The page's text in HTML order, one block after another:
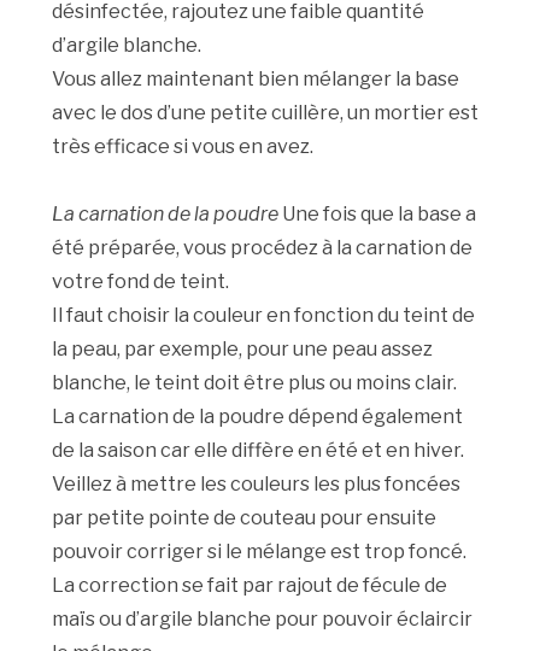
désinfectée, rajoutez une faible quantité
d’argile blanche.
Vous allez maintenant bien mélanger la base
avec le dos d’une petite cuillère, un mortier est
très efficace si vous en avez.
La carnation de la poudre Une fois que la base a
été préparée, vous procédez à la carnation de
votre fond de teint.
Il faut choisir la couleur en fonction du teint de
la peau, par exemple, pour une peau assez
blanche, le teint doit être plus ou moins clair.
La carnation de la poudre dépend également
de la saison car elle diffère en été et en hiver.
Veillez à mettre les couleurs les plus foncées
par petite pointe de couteau pour ensuite
pouvoir corriger si le mélange est trop foncé.
La correction se fait par rajout de fécule de
maïs ou d’argile blanche pour pouvoir éclaircir